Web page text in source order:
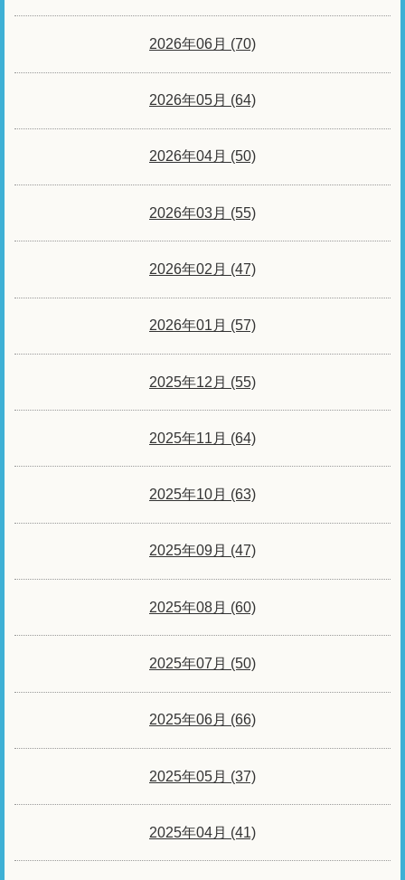
2026年06月 (70)
2026年05月 (64)
2026年04月 (50)
2026年03月 (55)
2026年02月 (47)
2026年01月 (57)
2025年12月 (55)
2025年11月 (64)
2025年10月 (63)
2025年09月 (47)
2025年08月 (60)
2025年07月 (50)
2025年06月 (66)
2025年05月 (37)
2025年04月 (41)